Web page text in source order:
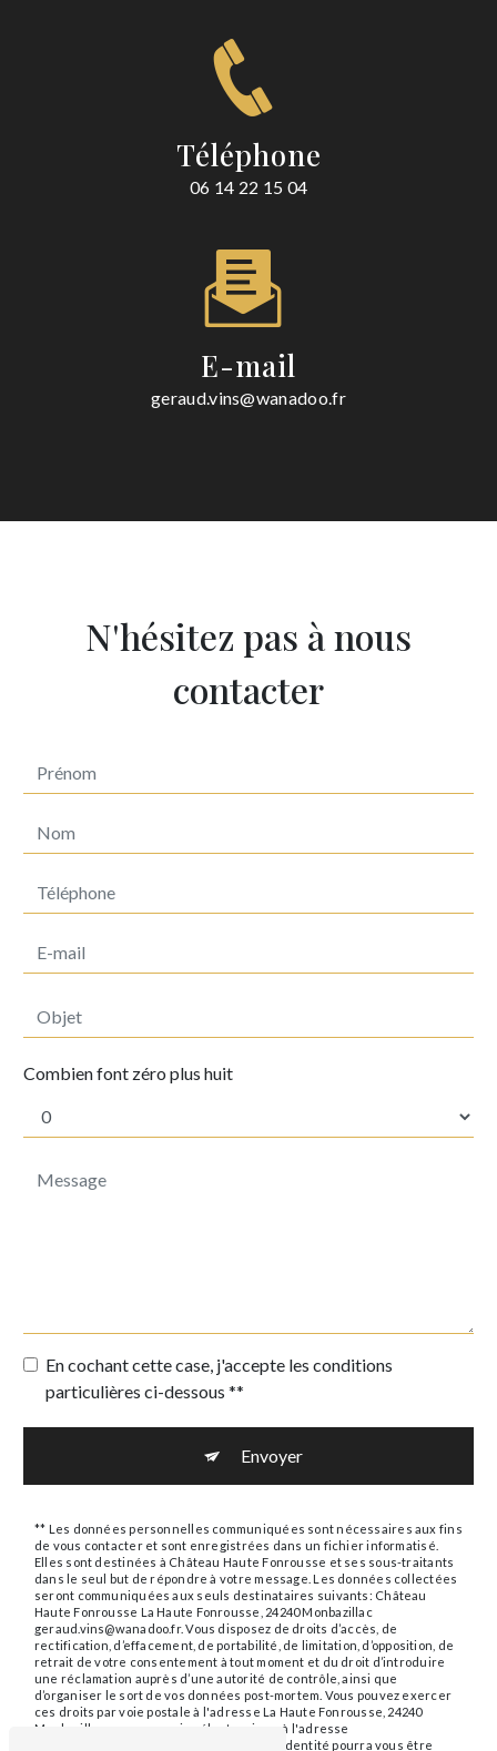
Téléphone
06 14 22 15 04
E-mail
geraud.vins@wanadoo.fr
N'hésitez pas à nous
contacter
Combien font zéro plus huit
En cochant cette case, j'accepte les conditions
particulières ci-dessous **
Envoyer
** Les données personnelles communiquées sont nécessaires aux fins
de vous contacter et sont enregistrées dans un fichier informatisé.
Elles sont destinées à Château Haute Fonrousse et ses sous-traitants
dans le seul but de répondre à votre message. Les données collectées
seront communiquées aux seuls destinataires suivants: Château
Haute Fonrousse La Haute Fonrousse, 24240 Monbazillac
geraud.vins@wanadoo.fr. Vous disposez de droits d’accès, de
rectification, d’effacement, de portabilité, de limitation, d’opposition, de
retrait de votre consentement à tout moment et du droit d’introduire
une réclamation auprès d’une autorité de contrôle, ainsi que
d’organiser le sort de vos données post-mortem. Vous pouvez exercer
ces droits par voie postale à l'adresse La Haute Fonrousse, 24240
Monbazillac ou par courrier électronique à l'adresse
geraud.vins@wanadoo.fr. Un justificatif d'identité pourra vous être